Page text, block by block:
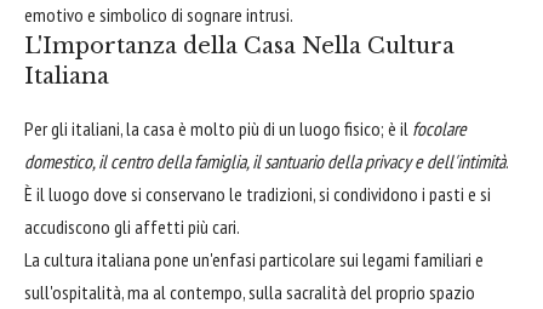
emotivo e simbolico di sognare intrusi.
L'Importanza della Casa Nella Cultura
Italiana
Per gli italiani, la casa è molto più di un luogo fisico; è il focolare
domestico, il centro della famiglia, il santuario della privacy e dell'intimità.
È il luogo dove si conservano le tradizioni, si condividono i pasti e si
accudiscono gli affetti più cari.
La cultura italiana pone un'enfasi particolare sui legami familiari e
sull'ospitalità, ma al contempo, sulla sacralità del proprio spazio